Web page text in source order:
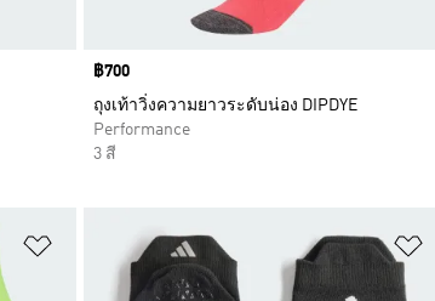
Price
฿700
ถุงเท้าวิ่งความยาวระดับน่อง DIPDYE
Performance
3 สี
เพิ่มไปยังรายการสินค้าโปรด